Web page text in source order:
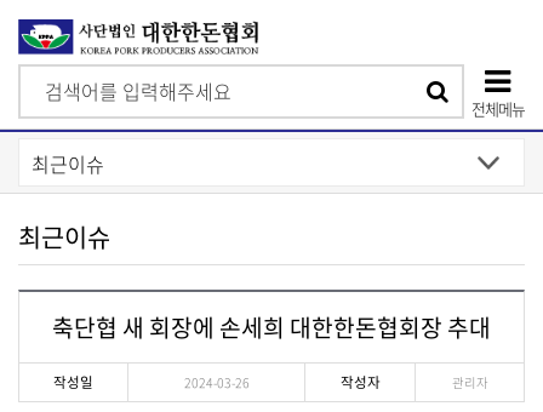
색
전체메뉴
상
단
모
바
일
뉴
최근이슈
축단협 새 회장에 손세희 대한한돈협회장 추대
작성일 2024-03-26 작성자 관리자